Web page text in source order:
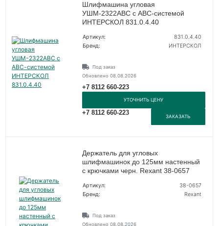
Шлифмашина угловая
УШМ-2322АВС с АВС-системой
ИНТЕРСКОЛ 831.0.4.40
Артикул:
831.0.4.40
Бренд:
ИНТЕРСКОЛ
Под заказ
Обновлено 08.08.2026
+7 8112 660-223
УТОЧНИТЬ ЦЕНУ
+7 8112 660-223
ЗАКАЗАТЬ
Держатель для угловых
шлифмашинок до 125мм настенный
с крючками черн. Rexant 38-0657
Артикул:
38-0657
Бренд:
Rexant
Под заказ
Обновлено 08.08.2026